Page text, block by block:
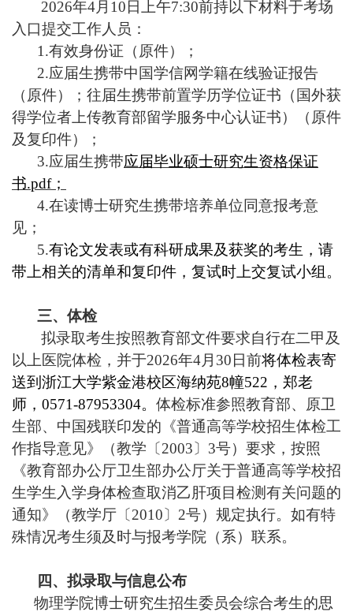
2026年4月 10 日上午7:30前持以下材料于考场
入口提交工作人员：
1.有效身份证（原件）；
2.应届生携带中国学信网学籍在线验证报告
（原件）；往届生携带前置学历学位证书（国外获
得学位者上传教育部留学服务中心认证书）（原件
及复印件）；
3.应届生携带应届毕业硕士研究生资格保证
书.pdf；
4.在读博士研究生携带培养单位同意报考意
见；
5.有论文发表或有科研成果及获奖的考生，请
带上相关的清单和复印件，复试时上交复试小组。
三、体检
拟录取考生按照教育部文件要求自行在二甲及
以上医院体检，并于2026年4月 30 日前将体检表寄
送到浙江大学紫金港校区海纳苑8幢522 ，郑老
师， 0571-87953304。 体检标准参照教育部、原卫
生部、中国残联印发的《普通高等学校招生体检工
作指导意见》（教学〔 2003 〕 3号）要求，按照
《教育部办公厅卫生部办公厅关于普通高等学校招
生学生入学身体检查取消乙肝项目检测有关问题的
通知》（教学厅〔 2010 〕 2号）规定执行。如有特
殊情况考生须及时与报考学院（系）联系。
四、拟录取与信息公布
物理学院博士研究生招生委员会综合考生的思